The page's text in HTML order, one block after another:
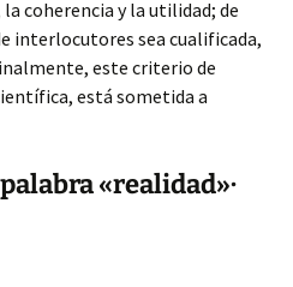
coherencia y la utilidad; de
interlocutores sea cualificada,
este criterio de
está sometida a
«realidad»·